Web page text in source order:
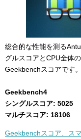
総合的な性能を測る
グルスコアとCPU全体
Geekbenchスコアです。
Geekbench4
シングルスコア: 5025
マルチスコア: 18106
Geekbenchスコア、ス